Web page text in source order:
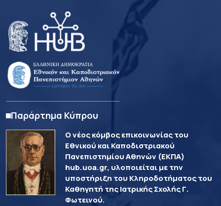
Παράρτημα Κύπρου
Ο νέος κόμβος επικοινωνίας του
Εθνικού και Καποδιστριακού
Πανεπιστημίου Αθηνών (ΕΚΠΑ)
hub.uoa.gr, υλοποιείται με την
υποστήριξη του Κληροδοτήματος του
Καθηγητή της Ιατρικής Σχολής Γ.
Φωτεινού.